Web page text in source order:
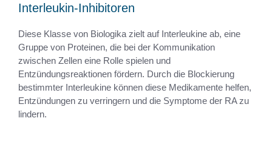
Interleukin-Inhibitoren
Diese Klasse von Biologika zielt auf Interleukine ab, eine
Gruppe von Proteinen, die bei der Kommunikation
zwischen Zellen eine Rolle spielen und
Entzündungsreaktionen fördern. Durch die Blockierung
bestimmter Interleukine können diese Medikamente helfen,
Entzündungen zu verringern und die Symptome der RA zu
lindern.